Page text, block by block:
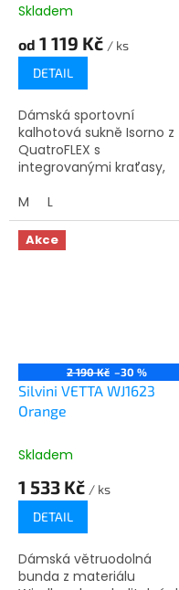
Skladem
od 1 119 Kč / ks
DETAIL
Dámská sportovní
kalhotová sukně Isorno z
QuatroFLEX s
integrovanými kraťasy,
a reflexními prvky. Pohodlí,
styl a bezpečnost při
sportu.
M L
Akce
2 190 Kč –30 %
Silvini VETTA WJ1623
Orange
Skladem
1 533 Kč / ks
DETAIL
Dámská větruodolná
bunda z materiálu